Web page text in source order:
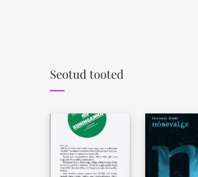
Seotud tooted